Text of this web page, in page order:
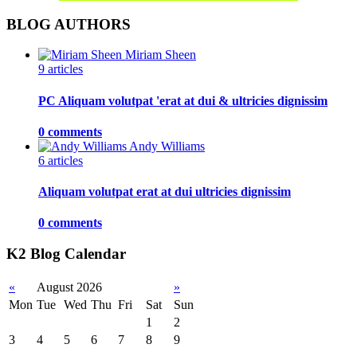
BLOG AUTHORS
Miriam Sheen
9 articles
PC Aliquam volutpat 'erat at dui & ultricies dignissim
0 comments
Andy Williams
6 articles
Aliquam volutpat erat at dui ultricies dignissim
0 comments
K2 Blog Calendar
« August 2026
»
Mon Tue Wed Thu Fri Sat
Sun
1
2
3
4 5 6 7 8
9